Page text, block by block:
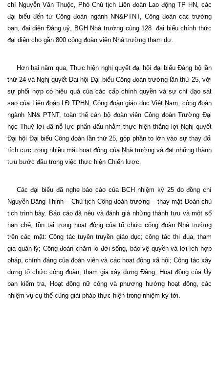
chí Nguyễn Văn Thuộc, Phó Chủ tịch Liên đoàn Lao động TP HN, các
đại biểu đến từ Công đoàn ngành NN&PTNT, Công đoàn các trường
bạn, đại diện Đảng uỷ, BGH Nhà trường cùng 128
đại biểu chính thức
đại diện cho gần 800 công đoàn viên Nhà trường tham dự.
Hơn hai năm qua, Thực hiện nghị quyết đại hội đại biểu Đảng bộ lần
thứ 24 và Nghị quyết Đại hội Đại biểu Công đoàn trường lần thứ 25, với
sự phối hợp có hiệu quả của các cấp chính quyền và sự chỉ đạo sát
sao của Liên đoàn LĐ TPHN, Công đoàn giáo dục Việt Nam, công đoàn
ngành NN& PTNT, toàn thể cán bộ đoàn viên Công đoàn Trường Đại
học Thuỷ lợi đã nỗ lực phấn đấu nhằm thực hiện thắng lợi Nghị quyết
Đại hội Đại biểu Công đoàn lần thứ 25, góp phần to lớn vào sự thay đổi
tích cực trong nhiều mặt hoạt động của Nhà trường và đạt những thành
tựu bước đầu trong việc thực hiện Chiến lược.
Các đại biểu đã nghe báo cáo của BCH nhiệm kỳ 25 do đồng chí
Nguyễn Đăng Thịnh – Chủ tịch Công đoàn trường – thay mặt Đoàn chủ
tịch trình bày. Báo cáo đã nêu và đánh giá những thành tựu và một số
hạn chế, tồn tại trong hoạt động của tổ chức công đoàn Nhà trường
trên các mặt: Công tác tuyên truyền giáo dục; công tác thi đua, tham
gia quản lý; Công đoàn chăm lo đời sống, bảo vệ quyền và lợi ích hợp
pháp, chính đáng của đoàn viên và các hoạt động xã hội; Công tác xây
dựng tổ chức công đoàn, tham gia xây dựng Đảng; Hoạt động của Ủy
ban kiểm tra, Hoạt động nữ công và phương hướng hoạt động, các
nhiệm vụ cụ thể cùng giải pháp thực hiện trong nhiệm kỳ tới.